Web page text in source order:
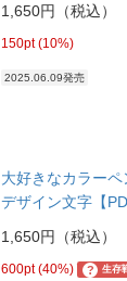
1,650円（税込）
150pt (10%)
2025.06.09発売
大好きなカラー
デザイン文字【
1,650円（税込）
600pt (40%) ? 生存